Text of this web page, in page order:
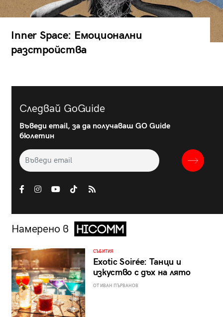
Inner Space: Емоционални
разстройства
Следвай GoGuide
Въведи email, за да получаваш GO Guide
бюлетин
Намерено в
СЪБИТИЯ
Exotic Soirée: Танци и
изкуство с дъх на лято
ОТ ИВАН ПЪРВАНОВ